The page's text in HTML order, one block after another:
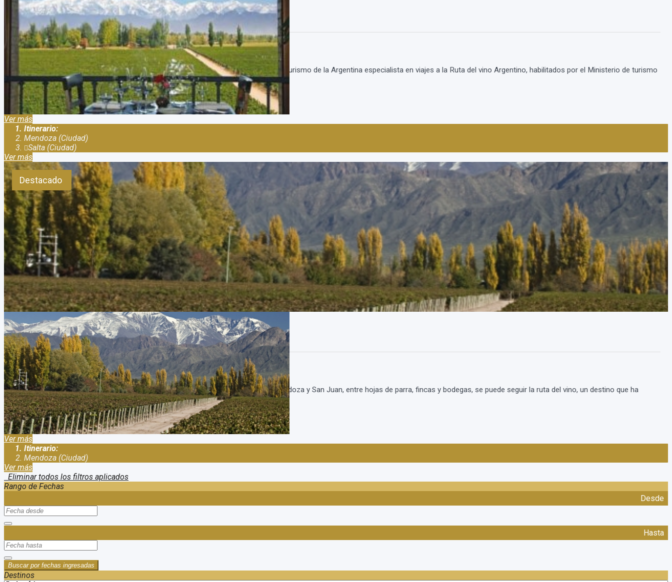
Tour a la Ruta del vino argentino a Mendoza y Salta
Duración:
Días
Tour a la Ruta del vino argentino a Mendoza y Salta Somos una agencia de viajes y turismo de la Argentina especialista en viajes a la Ruta del vino Argentino, habilitados por el Ministerio de turismo
de la Nación Argentina con el legajo: 15.785 disp. 86/2014 Tenemos nu...
Ver más
Itinerario:
Mendoza (Ciudad)
Salta (Ciudad)
Ver más
Destacado
Viagem a Mendoza Argentina. Tour de vinhos Tour de vinícolas
Duración:
6Días5Noches
Viagem a Mendoza Argentina. Tour de vinhos Tour de vinícolas En los valles de Mendoza y San Juan, entre hojas de parra, fincas y bodegas, se puede seguir la ruta del vino, un destino que ha
logrado el reconocimiento internacional, por la calidad de sus vinos y con unos...
Ver más
Itinerario:
Mendoza (Ciudad)
Ver más
Eliminar todos los filtros aplicados
Rango de Fechas
Desde
Hasta
Buscar por fechas ingresadas
Destinos